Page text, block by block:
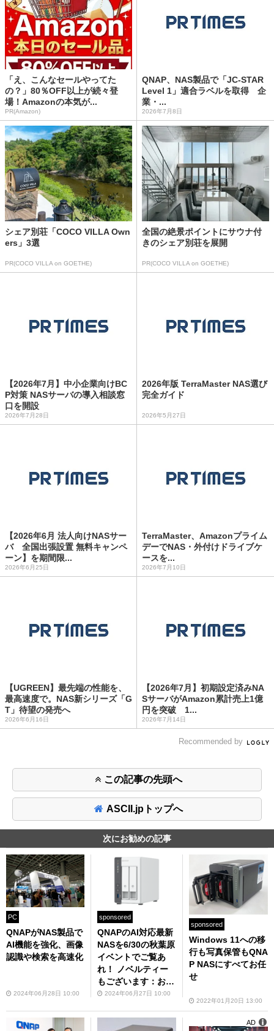
「え、こんなセールやってた
の？」80％OFF以上が続々登
場！Amazonの本気が...
PR(Amazon)
QNAP、NAS製品で「JC-STAR
Level 1」適合ラベルを取得 企
業・...
2026年7月8日
シェア別荘「COCO VILLA Own
ers」3選
PR(COCO VILLA on GOETHE)
全国の絶景ポイントにサウナ付
きのシェア別荘を展開
PR(COCO VILLA on GOETHE)
【2026年7月】中小企業向けBC
P対策 NASサーバの導入相談窓
口を開設
2026年7月28日
2026年版 TerraMaster NAS選び
完全ガイド
2026年5月27日
【2026年6月 法人向けNASサー
バ 全国出張設置 無料キャンペ
ーン】を期間限...
2026年6月25日
TerraMaster、Amazonプライム
デーでNAS・外付けドライブケ
ースを...
2026年7月10日
【UGREEN】最先端の性能を、
最高速度で。NAS新シリーズ「G
T」待望の発売へ
2026年6月16日
【2026年7月】初期設定済みNA
SサーバがAmazon累計売上1億
円を突破 1...
2026年7月14日
Recommended by
この記事の先頭へ
ASCII.jpトップへ
次にお勧めの記事
PC
QNAPがNAS製品で
AI機能を強化、画像
認識や検索を高速化
2024年06月28日 10:00
sponsored
QNAPのAI対応最新
NASを6/30の秋葉原
イベントでご覧あ
れ！ ノベルティー
もございます：お知
らせ2024年06月27日 10:00
sponsored
Windows 11への移
行も写真保管もQNA
P NASにすべてお任
せ
2022年01月20日 13:00
AD